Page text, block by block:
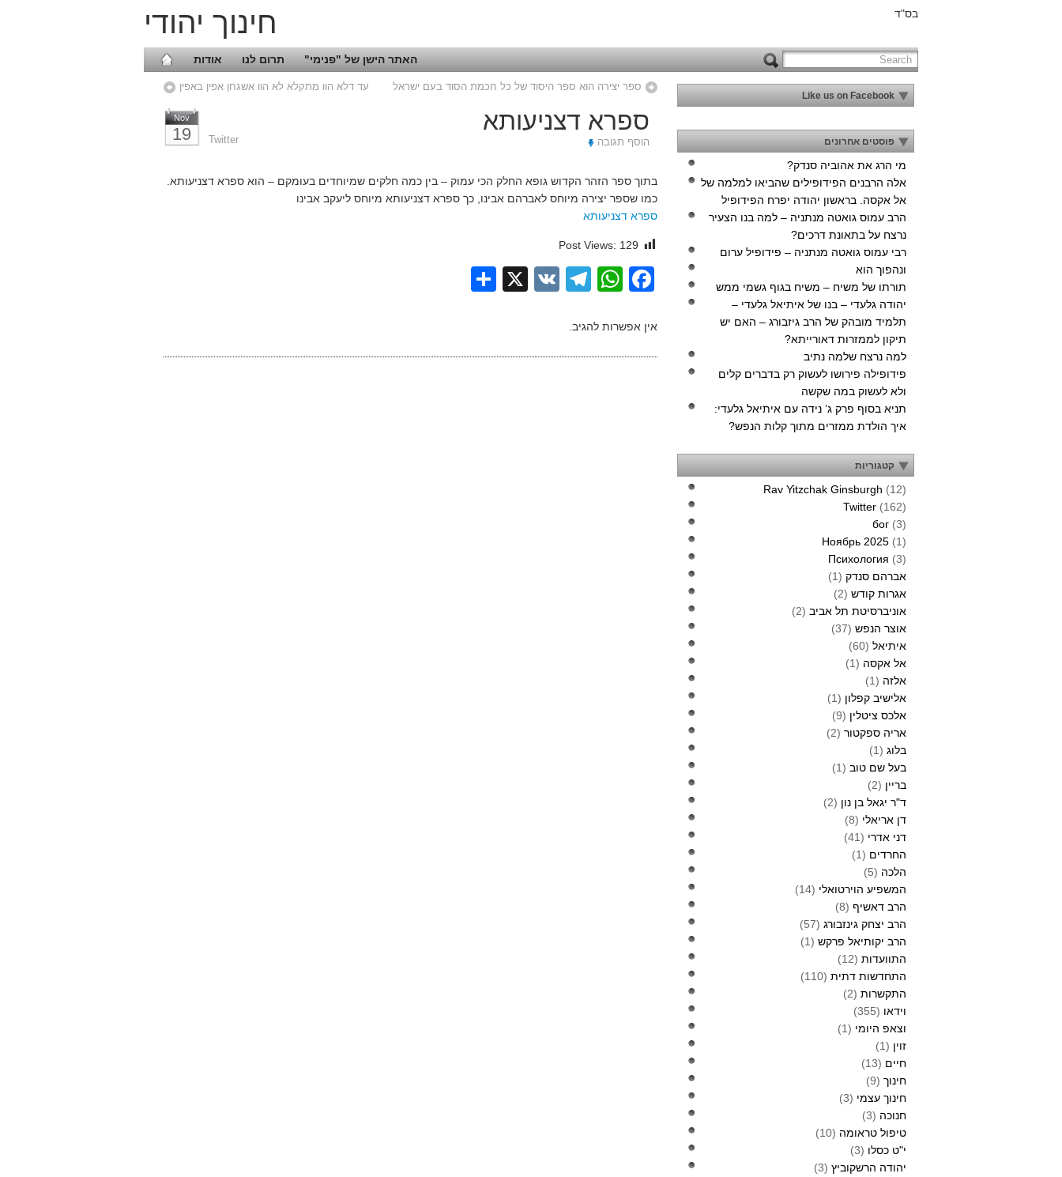
בס"ד חינוך יהודי
אודות תרום לנו האתר הישן של "פנימי"
עד דלא הוו מתקלא לא הוו אשגחן אפין באפין ספר יצירה הוא ספר היסוד של כל חכמת הסוד בעם ישראל
Nov
19 ספרא דצניעותא
Twitter הוסף תגובה
בתוך ספר הזהר הקדוש גופא החלק הכי עמוק – בין כמה חלקים שמיוחדים בעומקם – הוא ספרא דצניעותא.
כמו שספר יצירה מיוחס לאברהם אבינו, כך ספרא דצניעותא מיוחס ליעקב אבינו
ספרא דצניעותא
Post Views: 129
Facebook
WhatsApp
Telegram
VK
X
אין אפשרות להגיב.
Like us on Facebook
פוסטים אחרונים
מי הרג את אהוביה סנדק?
אלה הרבנים הפידופילים שהביאו למלמה של
אל אקסה. בראשון יהודה יפרח הפידופיל
הרב עמוס גואטה מנתניה – למה בנו הצעיר
נרצח על בתאונת דרכים?
רבי עמוס גואטה מנתניה – פידופיל ערום
ונהפוך הוא
תורתו של משיח – משיח בגוף גשמי ממש
יהודה גלעדי – בנו של איתיאל גלעדי –
תלמיד מובהק של הרב גיזבורג – האם יש
תיקון לממזרות דאורייתא?
למה נרצח שלמה נתיב
פידופילה פירושו לעשוק רק בדברים קלים
ולא לעשוק במה שקשה
תניא בסוף פרק ג’ נידה עם איתיאל גלעדי:
איך הולדת ממזרים מתוך קלות הנפש?
קטגוריות
Rav Yitzchak Ginsburgh (12)
Twitter (162)
бог (3)
Ноябрь 2025 (1)
Психология (3)
אברהם סנדק (1)
אגרות קודש (2)
אוניברסיטת תל אביב (2)
אוצר הנפש (37)
איתיאל (60)
אל אקסה (1)
אלזה (1)
אלישיב קפלון (1)
אלכס ציטלין (9)
אריה ספקטור (2)
בלוג (1)
בעל שם טוב (1)
בריין (2)
ד"ר יגאל בן נון (2)
דן אריאלי (8)
דני אדרי (41)
החרדים (1)
הלכה (5)
המשפיע הוירטואלי (14)
הרב דאשיף (8)
הרב יצחק גינזבורג (57)
הרב יקותיאל פרקש (1)
התוועדות (12)
התחדשות דתית (110)
התקשרות (2)
וידאו (355)
וצאפ היומי (1)
זוין (1)
חיים (13)
חינוך (9)
חינוך עצמי (3)
חנוכה (3)
טיפול טראומה (10)
י"ט כסלו (3)
יהודה הרשקוביץ (3)